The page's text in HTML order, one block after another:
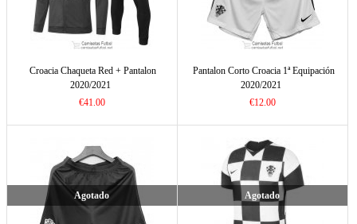
Croacia Chaqueta Red + Pantalon
2020/2021
€41.00
Pantalon Corto Croacia 1ª Equipación
2020/2021
€12.00
Agotado Agotado